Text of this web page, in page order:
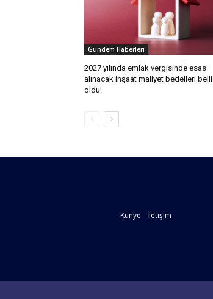
Gündem Haberleri
2027 yılında emlak vergisinde esas
alınacak inşaat maliyet bedelleri belli
oldu!
Künye İletişim